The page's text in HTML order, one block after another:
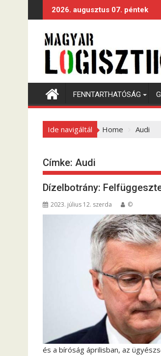
k
2026. augusztus 07. péntek
FENNTARTHATÓSÁG
Ide navigáltál Home Audi
Címke: Audi
Dízelbotrány:
2023. július 12. szerda ©
és a bíróság áprilisban, az